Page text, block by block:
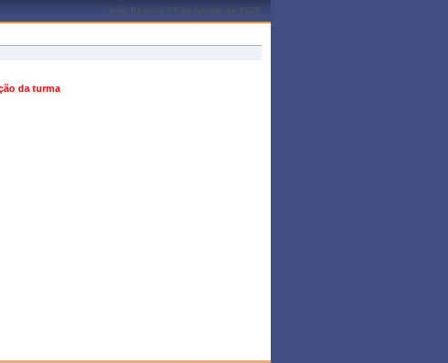
João Pessoa, 07 de Agosto de 2026
da turma